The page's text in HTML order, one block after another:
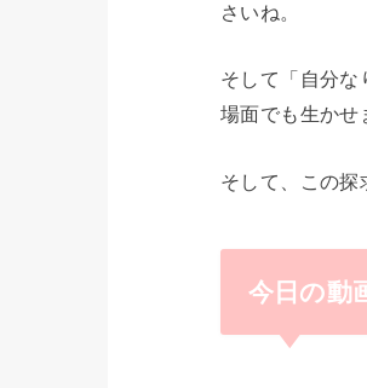
さいね。
そして「自分
場面でも生かせ
そして、この探
今日の動